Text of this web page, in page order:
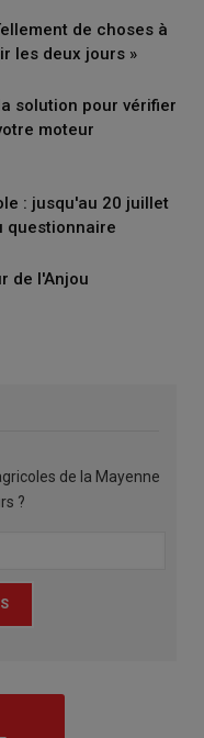
de choses à
les deux jours »
solution pour vérifier
moteur
: jusqu'au 20 juillet
questionnaire
de l'Anjou
de la Mayenne
?